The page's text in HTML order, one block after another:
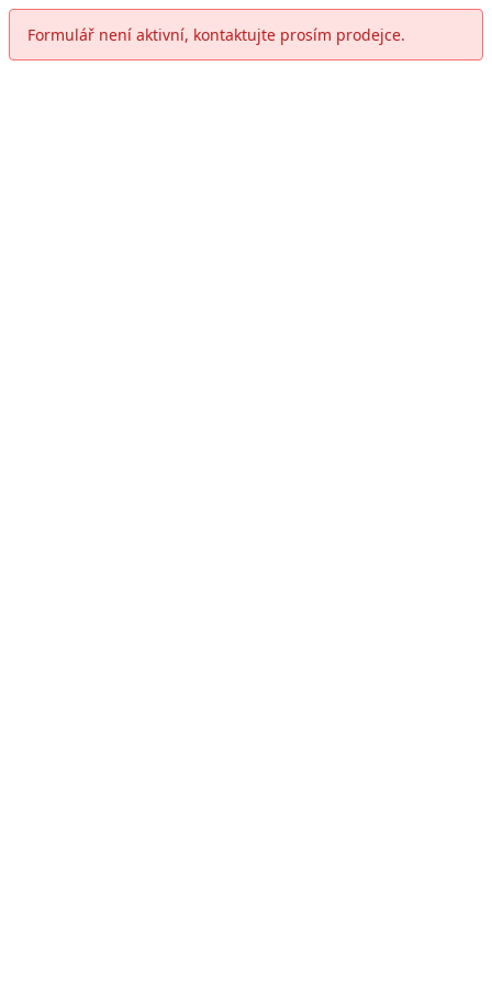
Formulář není aktivní, kontaktujte prosím prodejce.